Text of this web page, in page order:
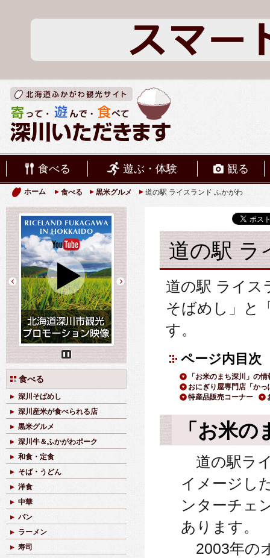
食べる 遊ぶ・体験 観る
ホーム 食べる 黒米グルメ 道の駅 ライスランド ふかがわ
道の駅 ラ
道の駅 ライス
そばめし」と
す。
ページ内目次
「お米のまち深川」の
おにぎり屋専門店「かっ
特産品販売コーナー
「お米
道の駅ラ
イメージし
ンターチェ
あります。
2003年の
Pause
食べる
深川そばめし
深川産米が食べられる店
黒米グルメ
深川牛＆ふかがわポーク
和食・定食
そば・うどん
洋食
中華
パン
ラーメン
寿司